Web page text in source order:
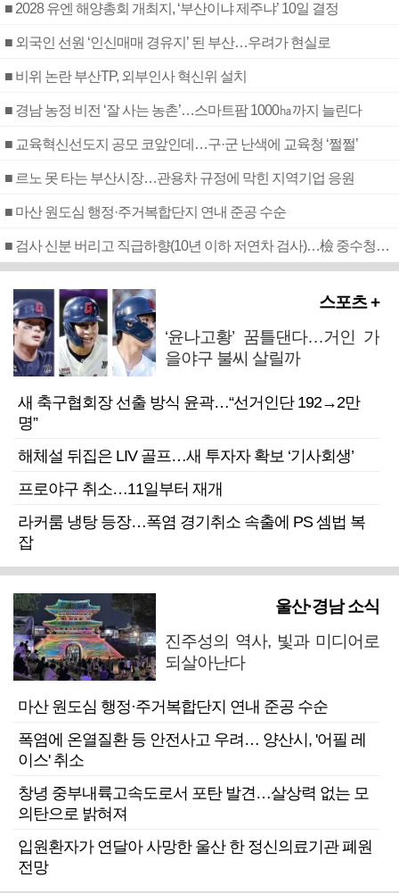
■ 2028 유엔 해양총회 개최지, ‘부산이냐 제주냐’ 10일 결정
■ 외국인 선원 ‘인신매매 경유지’ 된 부산…우려가 현실로
■ 비위 논란 부산TP, 외부인사 혁신위 설치
■ 경남 농정 비전 ‘잘 사는 농촌’…스마트팜 1000㏊까지 늘린다
■ 교육혁신선도지 공모 코앞인데…구·군 난색에 교육청 ‘쩔쩔’
■ 르노 못 타는 부산시장…관용차 규정에 막힌 지역기업 응원
■ 마산 원도심 행정·주거복합단지 연내 준공 수순
■ 검사 신분 버리고 직급하향(10년 이하 저연차 검사)…檢 중수청행 기피
스포츠 +
‘윤나고황’ 꿈틀댄다…거인 가
을야구 불씨 살릴까
새 축구협회장 선출 방식 윤곽…“선거인단 192→2만
명”
해체설 뒤집은 LIV 골프…새 투자자 확보 ‘기사회생’
프로야구 취소…11일부터 재개
라커룸 냉탕 등장…폭염 경기취소 속출에 PS 셈법 복
잡
울산·경남 소식
진주성의 역사, 빛과 미디어로
되살아난다
마산 원도심 행정·주거복합단지 연내 준공 수순
폭염에 온열질환 등 안전사고 우려… 양산시, '어필 레
이스' 취소
창녕 중부내륙고속도로서 포탄 발견…살상력 없는 모
의탄으로 밝혀져
입원환자가 연달아 사망한 울산 한 정신의료기관 폐원
전망